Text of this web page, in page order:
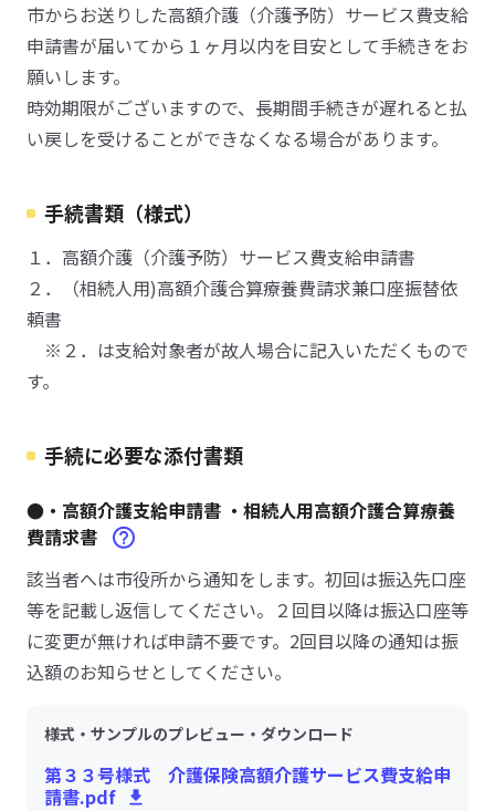
市からお送りした高額介護（介護予防）サービス費支給
申請書が届いてから１ヶ月以内を目安として手続きをお
願いします。
時効期限がございますので、長期間手続きが遅れると払
い戻しを受けることができなくなる場合があります。
手続書類（様式）
１．高額介護（介護予防）サービス費支給申請書
２．（相続人用)高額介護合算療養費請求兼口座振替依
頼書
※２．は支給対象者が故人場合に記入いただくもので
す。
手続に必要な添付書類
●・高額介護支給申請書 ・相続人用高額介護合算療養
費請求書
該当者へは市役所から通知をします。初回は振込先口座
等を記載し返信してください。２回目以降は振込口座等
に変更が無ければ申請不要です。2回目以降の通知は振
込額のお知らせとしてください。
様式・サンプルのプレビュー・ダウンロード
第３３号様式 介護保険高額介護サービス費支給申
請書.pdf